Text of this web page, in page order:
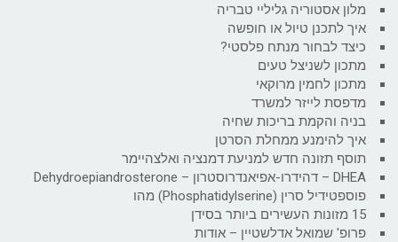
מלון אסטוריה גליליי טבריה
איך לתכנן טיול או חופשה
כיצד לבחור מנתח פלסטי?
מתכון לשניצל טעים
מתכון לחמין מרוקאי
מדפסת לייזר למשרד
בניה והקמת בריכות שחיה
איך להימנע ממחלת הסרטן
תוסף תזונה חדש למניעת דמנציה ואלצהיימר
DHEA – דהידרו-אפיאנדרוסטרון – Dehydroepiandrosterone
פוספטידיל סרין (Phosphatidylserine) מהו
15 מזונות העשירים ביותר בסידן
פרופ' שמואל אדלשטיין – אודות